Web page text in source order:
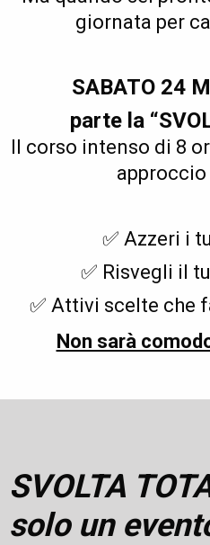
giornata per
SABATO 24
parte la
Il corso intenso di 8
✅ Azzeri i
✅ Risvegli il
✅ Attivi scelte che
Non sarà
SVOLTA
solo un